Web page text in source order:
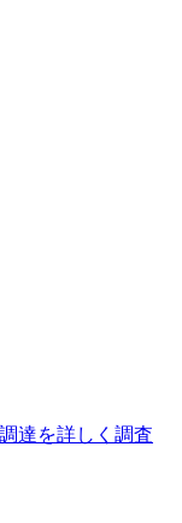
達を詳しく調査